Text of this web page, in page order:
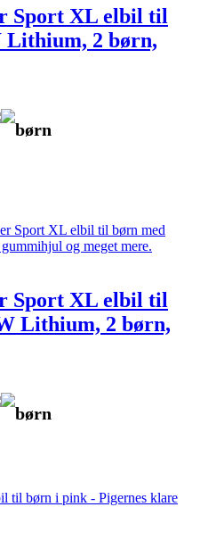
Sport XL elbil til
Lithium, 2 børn,
børn
Sport XL elbil til
Lithium, 2 børn,
børn